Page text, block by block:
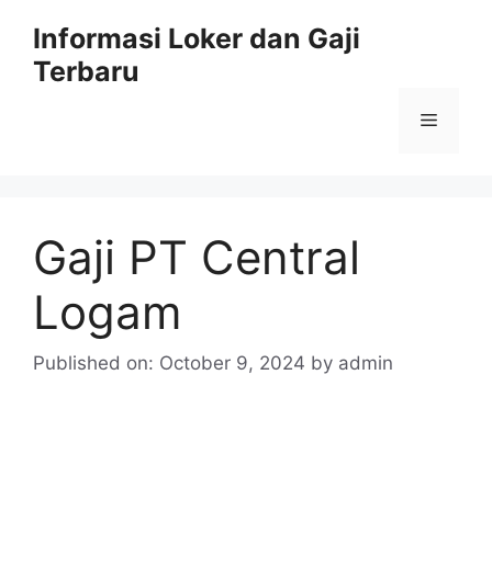
content
Informasi Loker dan Gaji
Terbaru
Menu
Gaji PT Central
Logam
Published on: October 9, 2024 by admin